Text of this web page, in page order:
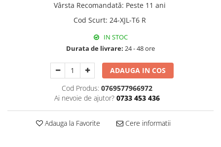
Vârsta Recomandată: Peste 11 ani
Cod Scurt: 24-XJL-T6 R
IN STOC
Durata de livrare: 24 - 48 ore
ADAUGA IN COS
Cod Produs: 0769577966972
Ai nevoie de ajutor? 0733 453 436
Adauga la Favorite Cere informatii